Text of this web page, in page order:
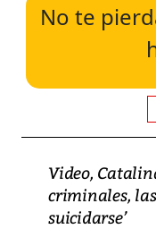
No te
Video,
criminales,
suicidarse’